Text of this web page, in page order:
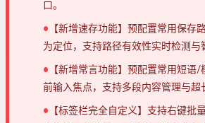
口。
• 【新增速存功能】预配置常用保存
为定位，支持路径有效性实时检测与
• 【新增常言功能】预配置常用短语
前输入焦点，支持多段内容管理与超
• 【标签栏完全自定义】支持右键批